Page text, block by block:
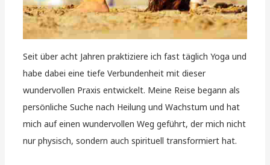
Seit über acht Jahren praktiziere ich fast täglich Yoga und
habe dabei eine tiefe Verbundenheit mit dieser
wundervollen Praxis entwickelt. Meine Reise begann als
persönliche Suche nach Heilung und Wachstum und hat
mich auf einen wundervollen Weg geführt, der mich nicht
nur physisch, sondern auch spirituell transformiert hat.